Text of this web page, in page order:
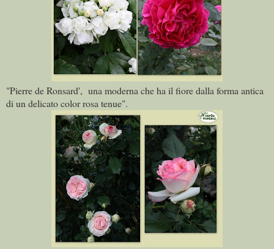
"Pierre de Ronsard', una moderna che ha il fiore dalla forma antica
di un delicato color rosa tenue".